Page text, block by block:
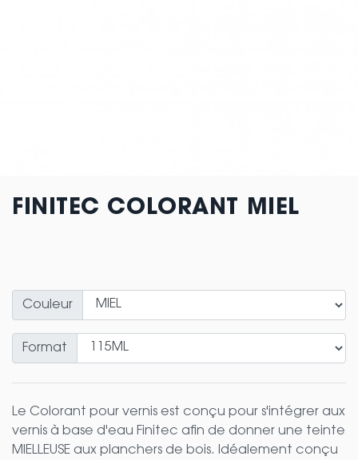
FINITEC COLORANT MIEL
Couleur
Format
Le Colorant pour vernis est conçu pour s'intégrer aux
vernis à base d'eau Finitec afin de donner une teinte
MIELLEUSE aux planchers de bois. Idéalement conçu